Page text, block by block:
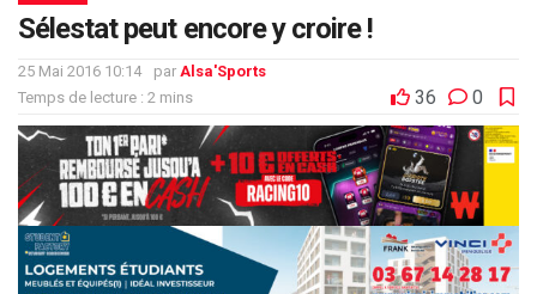
Sélestat peut encore y croire !
25 Mai 2016 10:14 par Alsa'Sports
Temps de lecture : 2 mins
36 0